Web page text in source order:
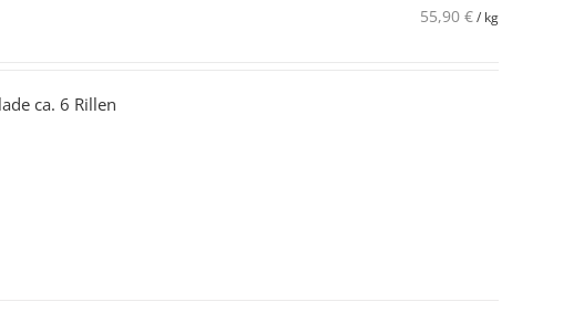
55,90 €/ kg
ca. 6 Rillen